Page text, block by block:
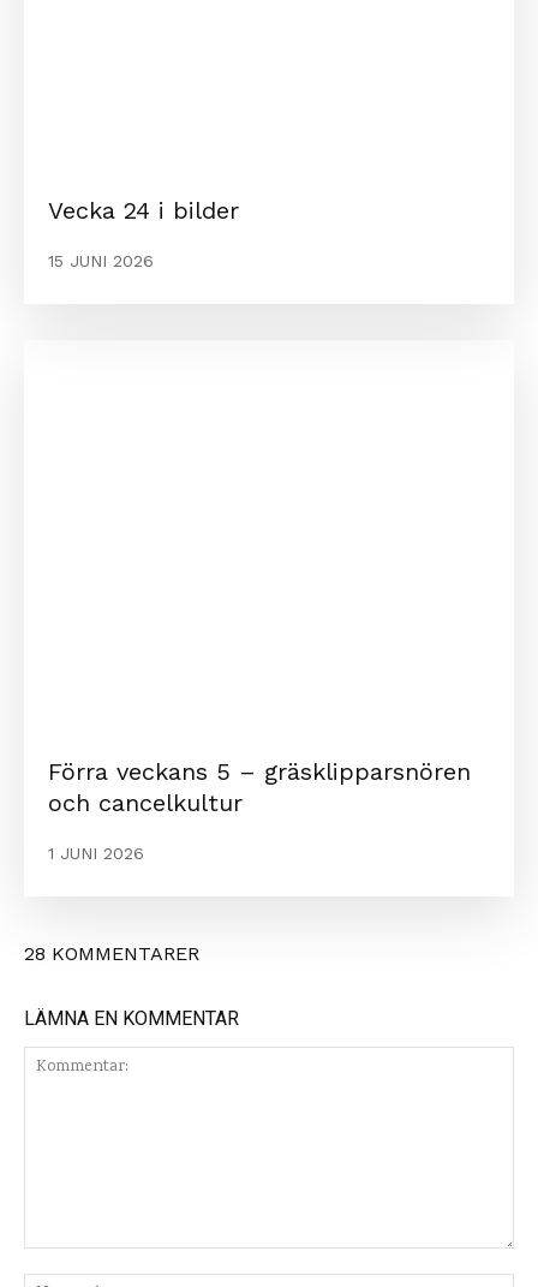
Vecka 24 i bilder
15 JUNI 2026
Förra veckans 5 – gräsklipparsnören
och cancelkultur
1 JUNI 2026
28 KOMMENTARER
LÄMNA EN KOMMENTAR